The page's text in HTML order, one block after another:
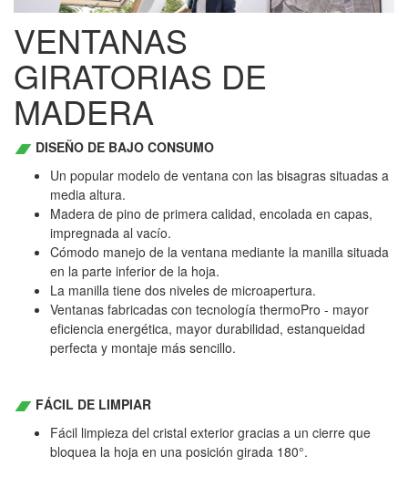
VENTANAS
GIRATORIAS DE
MADERA
DISEÑO DE BAJO CONSUMO
Un popular modelo de ventana con las bisagras situadas a
media altura.
Madera de pino de primera calidad, encolada en capas,
impregnada al vacío.
Cómodo manejo de la ventana mediante la manilla situada
en la parte inferior de la hoja.
La manilla tiene dos niveles de microapertura.
Ventanas fabricadas con tecnología thermoPro - mayor
eficiencia energética, mayor durabilidad, estanqueidad
perfecta y montaje más sencillo.
FÁCIL DE LIMPIAR
Fácil limpieza del cristal exterior gracias a un cierre que
bloquea la hoja en una posición girada 180°.